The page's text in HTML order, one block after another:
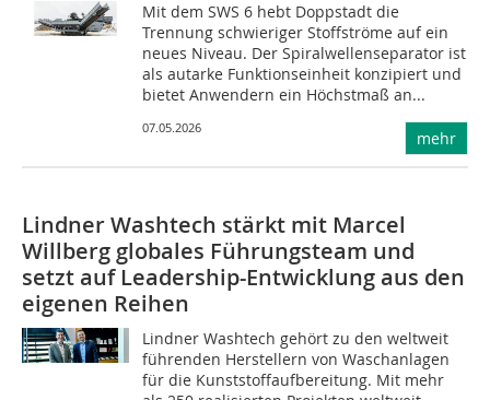
Mit dem SWS 6 hebt Doppstadt die
Trennung schwieriger Stoffströme auf ein
neues Niveau. Der Spiralwellenseparator ist
als autarke Funktionseinheit konzipiert und
bietet Anwendern ein Höchstmaß an...
07.05.2026
mehr
Lindner Washtech stärkt mit Marcel
Willberg globales Führungsteam und
setzt auf Leadership-Entwicklung aus den
eigenen Reihen
Lindner Washtech gehört zu den weltweit
führenden Herstellern von Waschanlagen
für die Kunststoffaufbereitung. Mit mehr